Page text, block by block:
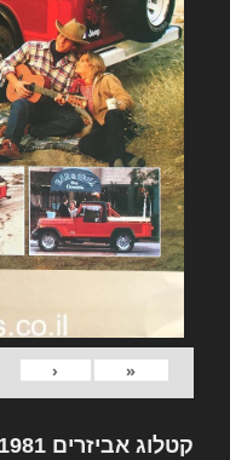
«
‹
קטלוג אביזרים 1981 Jeep